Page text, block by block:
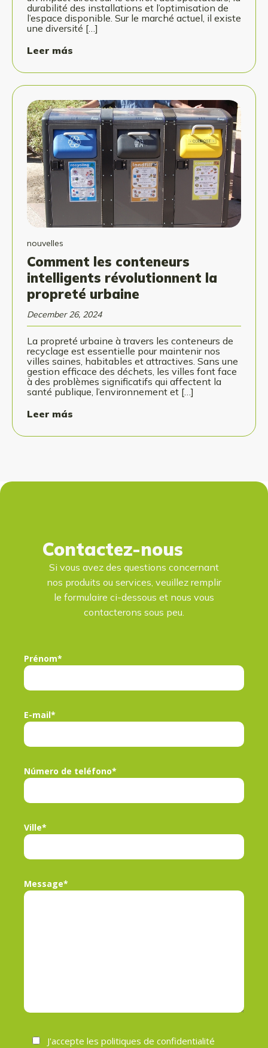
durabilité des installations et l’optimisation de
l’espace disponible. Sur le marché actuel, il existe
une diversité […]
Leer más
nouvelles
Comment les conteneurs
intelligents révolutionnent la
propreté urbaine
December 26, 2024
La propreté urbaine à travers les conteneurs de
recyclage est essentielle pour maintenir nos
villes saines, habitables et attractives. Sans une
gestion efficace des déchets, les villes font face
à des problèmes significatifs qui affectent la
santé publique, l’environnement et […]
Leer más
Contactez-nous
Si vous avez des questions concernant
nos produits ou services, veuillez remplir
le formulaire ci-dessous et nous vous
contacterons sous peu.
Prénom*
E-mail*
Número de teléfono*
Ville*
Message*
J'accepte les politiques de confidentialité